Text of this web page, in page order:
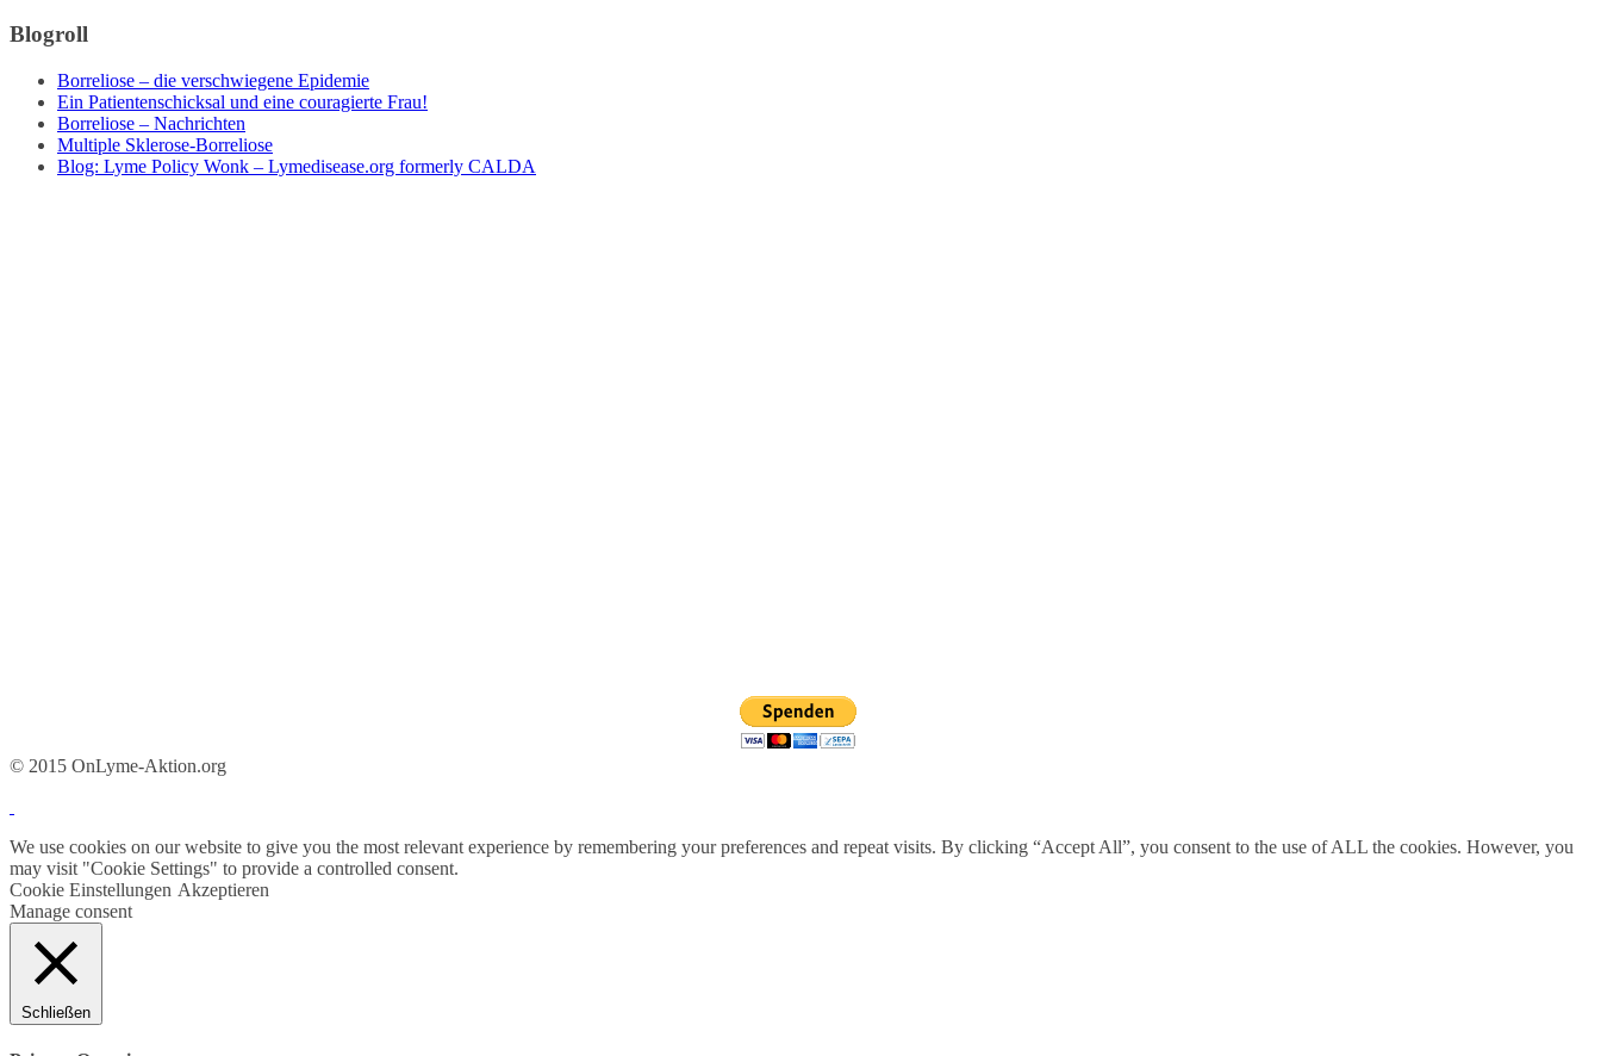
Blogroll
Borreliose – die verschwiegene Epidemie
Ein Patientenschicksal und eine couragierte Frau!
Borreliose – Nachrichten
Multiple Sklerose-Borreliose
Blog: Lyme Policy Wonk – Lymedisease.org formerly CALDA
© 2015 OnLyme-Aktion.org
We use cookies on our website to give you the most relevant experience by remembering your preferences and repeat visits. By clicking “Accept All”, you consent to the use of ALL the cookies. However, you
may visit "Cookie Settings" to provide a controlled consent.
Cookie Einstellungen Akzeptieren
Manage consent
Schließen